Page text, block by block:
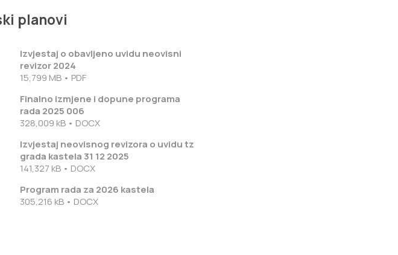
planovi
Izvjestaj o obavljeno uvidu neovisni
revizor 2024
15,799 MB • PDF
Finalno izmjene i dopune programa
rada 2025 006
328,009 kB • DOCX
Izvjestaj neovisnog revizora o uvidu tz
grada kastela 31 12 2025
141,327 kB • DOCX
Program rada za 2026 kastela
305,216 kB • DOCX